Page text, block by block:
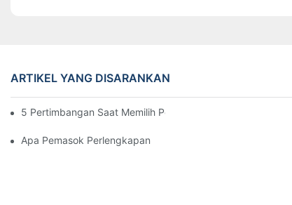
ARTIKEL YANG DISARANKAN
5 Pertimbangan Saat Memilih Pemasok Perlengkapan Tidur
Apa Pemasok Perlengkapan Tidur Hotel Terbaik Untuk